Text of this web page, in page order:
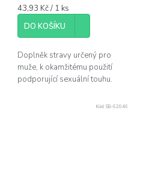
Měrná
cena:
43,93 Kč / 1 ks
DO KOŠÍKU
Doplněk stravy určený pro
muže, k okamžitému použití
podporující sexuální touhu.
Kód: SB-62046